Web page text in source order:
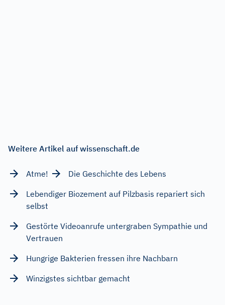
Weitere Artikel auf wissenschaft.de
Atme!
Die Geschichte des Lebens
Lebendiger Biozement auf Pilzbasis repariert sich
selbst
Gestörte Videoanrufe untergraben Sympathie und
Vertrauen
Hungrige Bakterien fressen ihre Nachbarn
Winzigstes sichtbar gemacht